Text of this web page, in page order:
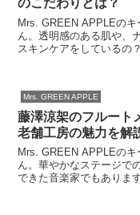
のこだわりとは？
Mrs. GREEN APPLEの
ん。透明感のある肌や、
スキンケアをしているの
Mrs. GREEN APPLE
藤澤涼架のフルート
老舗工房の魅力を解
Mrs. GREEN APPLEの
ん。華やかなステージで
できた音楽家でもありま